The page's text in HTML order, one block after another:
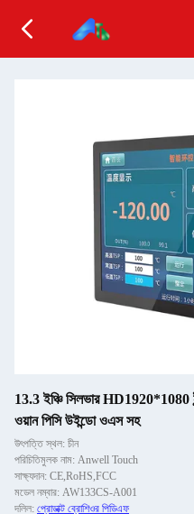
13.3 ইঞ্চি সিলভার HD1920*1080
ওয়ান পিসি উইন্ডো ওএস সহ
উৎপত্তি স্থল: চীন
পরিচিতিমুলক নাম: Anwell Touch
সাক্ষ্যদান: CE,RoHS,FCC
মডেল নম্বার: AW133CS-A001
দলিল: প্রোডাক্ট ব্রোশিওর পিডিএফ